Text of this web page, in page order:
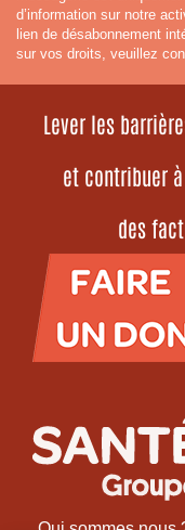
d’information sur notre
lien de désabonnement
sur vos droits, veuillez
Lever les
et contribuer
des